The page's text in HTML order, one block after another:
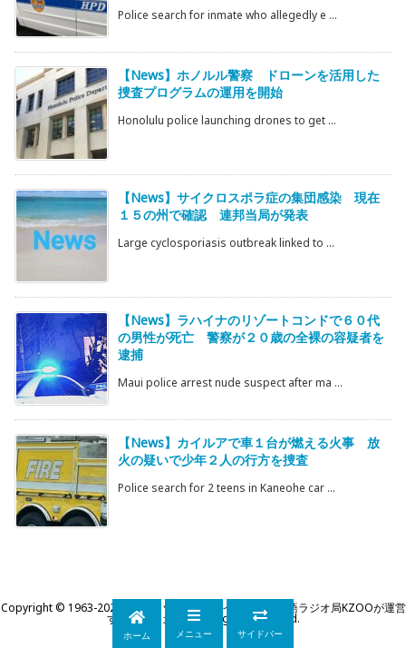
Police search for inmate who allegedly e ...
【News】ホノルル警察 ドローンを活用した
捜査プログラムの運用を開始
Honolulu police launching drones to get ...
【News】サイクロスポラ症の集団感染 現在
１５の州で確認 連邦当局が発表
Large cyclosporiasis outbreak linked to ...
【News】ラハイナのリゾートコンドで６０代
の男性が死亡 警察が２０歳の全裸の容疑者を
逮捕
Maui police arrest nude suspect after ma ...
【News】カイルアで車１台が燃える火事 放
火の疑いで少年２人の行方を捜査
Police search for 2 teens in Kaneohe car ...
Copyright © 1963-2026 KZOOハワイ｜ハワイ州公認日本語ラジオ局KZOOが運営
するWEBマガジンAll Rights Reserved.
ホーム メニュー サイドバー